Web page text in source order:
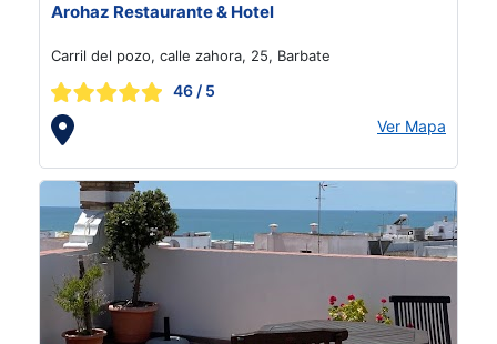
Arohaz Restaurante & Hotel
Carril del pozo, calle zahora, 25, Barbate
46 / 5
Ver Mapa